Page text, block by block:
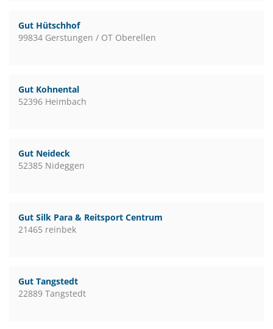
Gut Hütschhof
99834 Gerstungen / OT Oberellen
Gut Kohnental
52396 Heimbach
Gut Neideck
52385 Nideggen
Gut Silk Para & Reitsport Centrum
21465 reinbek
Gut Tangstedt
22889 Tangstedt